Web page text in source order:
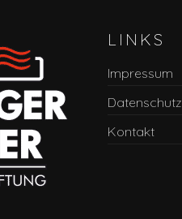
LINKS
Impressum
Datenschutz
Kontakt